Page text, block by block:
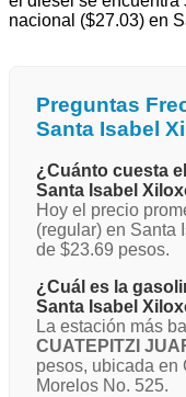
nacional ($27.03) en
Preguntas
Santa Isabel
¿Cuánto cuesta
Santa Isabel
Hoy el precio
(regular) en Santa
de $23.69 pesos.
¿Cuál es la
Santa Isabel
La estación más
CUATEPITZI
pesos, ubicada
Morelos No. 525.